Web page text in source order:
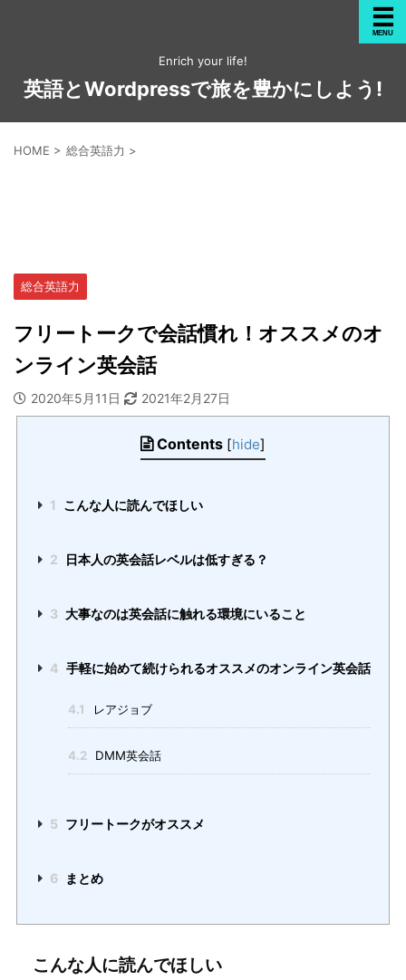
Enrich your life!
英語とWordpressで旅を豊かにしよう!
HOME > 総合英語力 >
総合英語力
フリートークで会話慣れ！オススメのオ
ンライン英会話
2020年5月11日 2021年2月27日
Contents [hide]
1 こんな人に読んでほしい
2 日本人の英会話レベルは低すぎる？
3 大事なのは英会話に触れる環境にいること
4 手軽に始めて続けられるオススメのオンライン英会話
4.1 レアジョブ
4.2 DMM英会話
5 フリートークがオススメ
6 まとめ
こんな人に読んでほしい